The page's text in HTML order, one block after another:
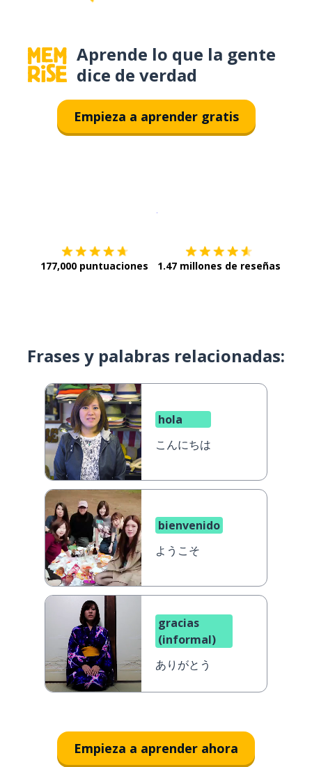
Aprende lo que la gente
dice de verdad
Empieza a aprender gratis
177,000 puntuaciones 1.47 millones de reseñas
Frases y palabras relacionadas:
hola
こんにちは
bienvenido
ようこそ
gracias
(informal)
ありがとう
Empieza a aprender ahora